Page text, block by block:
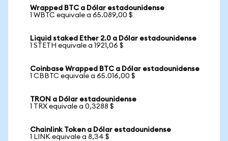
Wrapped BTC a Dólar estadounidense
1 WBTC equivale a 65.089,00 $
Liquid staked Ether 2.0 a Dólar estadounidense
1 STETH equivale a 1921,06 $
Coinbase Wrapped BTC a Dólar estadounidense
1 CBBTC equivale a 65.016,00 $
TRON a Dólar estadounidense
1 TRX equivale a 0,3288 $
Chainlink Token a Dólar estadounidense
1 LINK equivale a 8,34 $